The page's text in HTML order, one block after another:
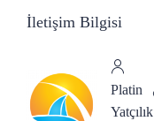
İletişim Bilgisi
Platin
Yatçılık